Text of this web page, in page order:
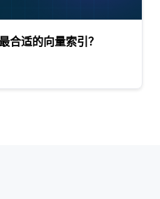
合适的向量索引？